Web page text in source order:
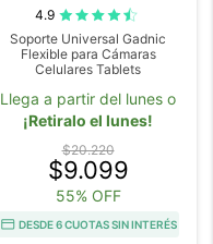
4.9
Soporte Universal Gadnic
Flexible para Cámaras
Celulares Tablets
Llega a partir del lunes o
¡Retiralo el lunes!
$20.220
$9.099
55% OFF
DESDE 6 CUOTAS SIN INTERÉS